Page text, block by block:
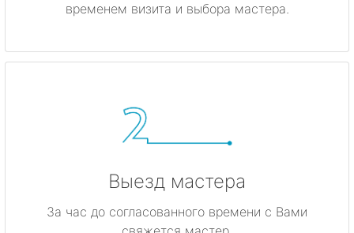
временем визита и выбора мастера.
Выезд мастера
За час до согласованного времени с Вами